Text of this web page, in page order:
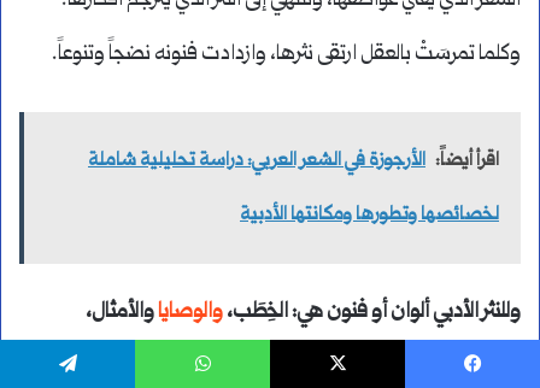
وكلما تمرسَتْ بالعقل ارتقى نثرها، وازدادت فنونه نضجاً وتنوعاً.
اقرأ أيضاً: الأرجوزة في الشعر العربي: دراسة تحليلية شاملة
لخصائصها وتطورها ومكانتها الأدبية
وللنثر الأدبي ألوان أو فنون هي: الخِطَب،والوصاياوالأمثال،
والرسائل، والمقامات، والقصص، والمسرحيات، والمقالات.ولكل